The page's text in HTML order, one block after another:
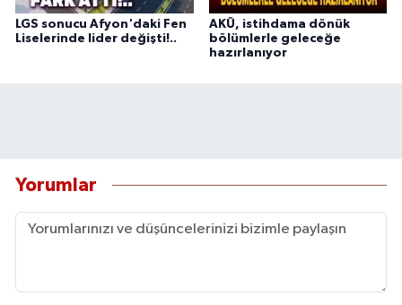
LGS sonucu Afyon'daki Fen
Liselerinde lider değişti!..
AKÜ, istihdama dönük
bölümlerle geleceğe
hazırlanıyor
Yorumlar